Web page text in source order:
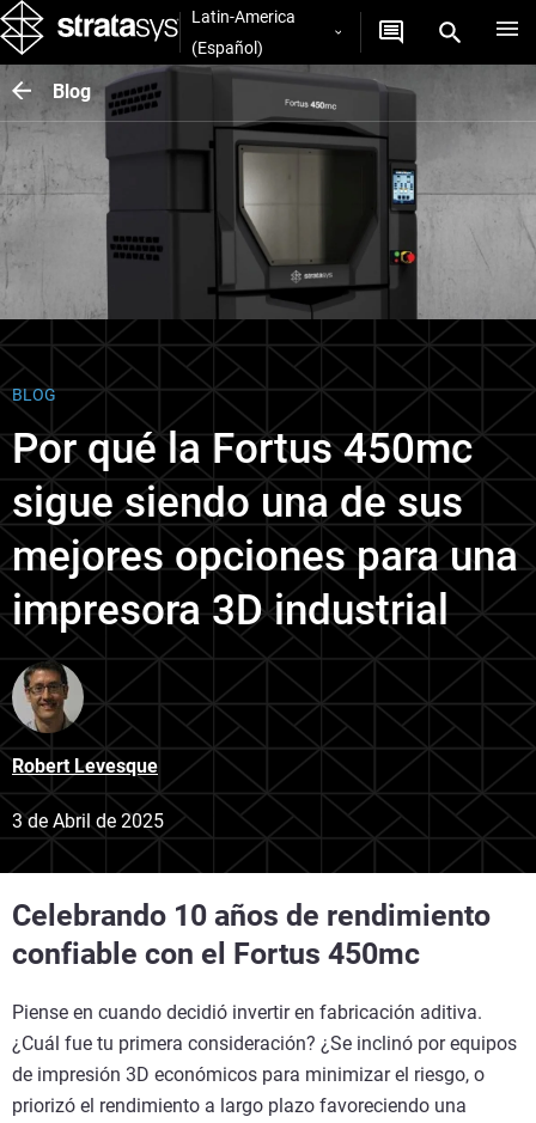
Latin-America
(Español)
Blog
BLOG
Por qué la Fortus 450mc
sigue siendo una de sus
mejores opciones para una
impresora 3D industrial
Robert Levesque
3 de Abril de 2025
Celebrando 10 años de rendimiento
confiable con el Fortus 450mc
Piense en cuando decidió invertir en fabricación aditiva.
¿Cuál fue tu primera consideración? ¿Se inclinó por equipos
de impresión 3D económicos para minimizar el riesgo, o
priorizó el rendimiento a largo plazo favoreciendo una